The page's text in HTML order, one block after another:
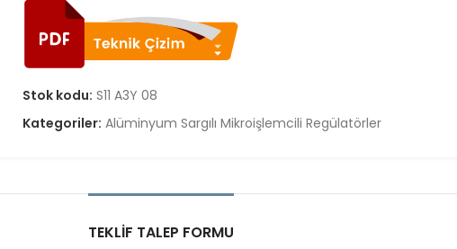
Stok kodu: S11 A3Y 08
Kategoriler: Alüminyum Sargılı Mikroişlemcili Regülatörler
TEKLIF TALEP FORMU